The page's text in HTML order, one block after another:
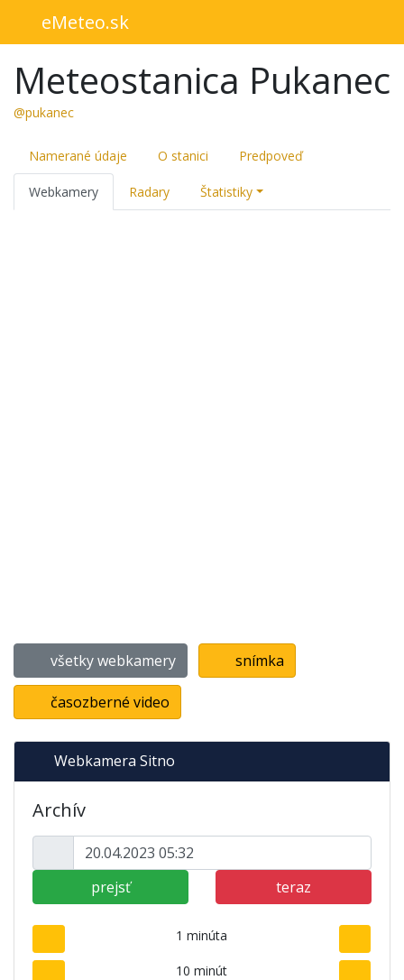
eMeteo.sk
Meteostanica Pukanec
@pukanec
Namerané údaje O stanici Predpoveď
Webkamery Radary Štatistiky
všetky webkamery snímka
časozberné video
Webkamera Sitno
Archív
prejsť teraz
1 minúta
10 minút